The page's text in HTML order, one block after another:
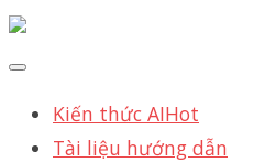
Kiến thức AIHot
Tài liệu hướng dẫn